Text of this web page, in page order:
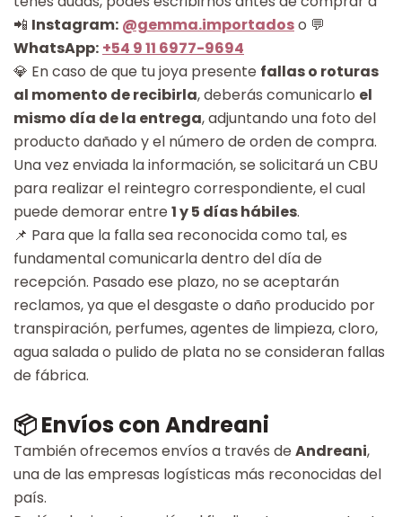
📲 Instagram: @gemma.importadoso 💬
WhatsApp: +54 9 11 6977-9694
💎 En caso de que tu joya presente fallas o roturas
al momento de recibirla, deberás comunicarlo el
mismo día de la entrega, adjuntando una foto del
producto dañado y el número de orden de compra.
Una vez enviada la información, se solicitará un CBU
para realizar el reintegro correspondiente, el cual
puede demorar entre 1 y 5 días hábiles.
📌 Para que la falla sea reconocida como tal, es
fundamental comunicarla dentro del día de
recepción. Pasado ese plazo, no se aceptarán
reclamos, ya que el desgaste o daño producido por
transpiración, perfumes, agentes de limpieza, cloro,
agua salada o pulido de plata no se consideran fallas
de fábrica.
📦 Envíos con Andreani
También ofrecemos envíos a través de Andreani,
una de las empresas logísticas más reconocidas del
país.